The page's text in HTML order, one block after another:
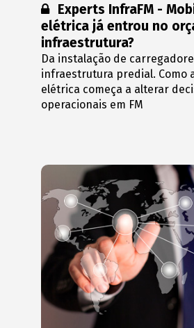
Conteúdo restrito:
Experts InfraFM -
elétrica já entrou no
infraestrutura?
Da instalação de
infraestrutura predial. Como
elétrica começa a alterar
operacionais em FM